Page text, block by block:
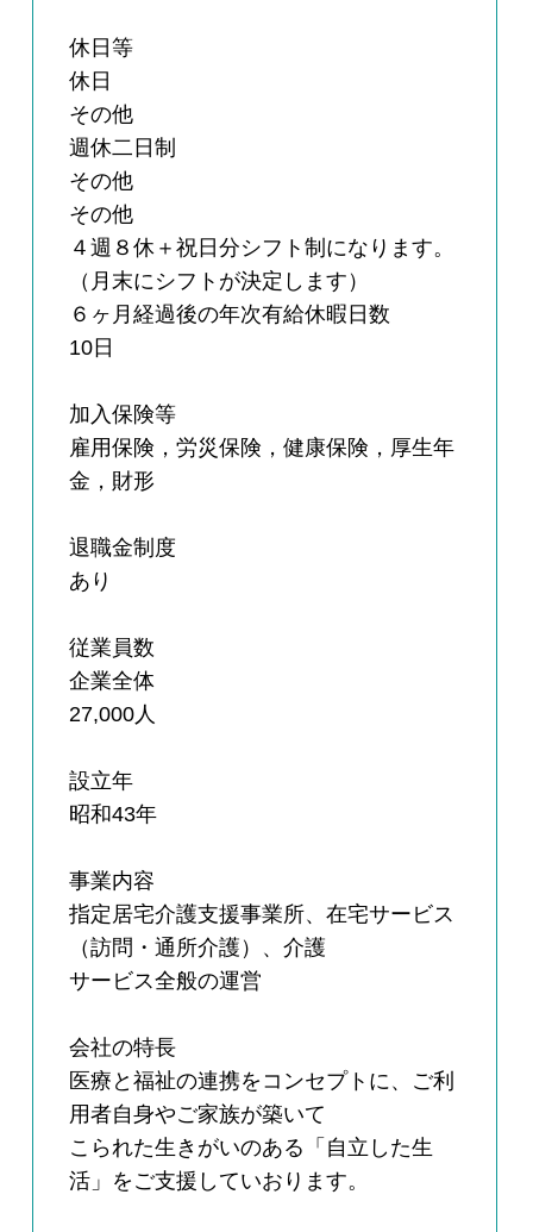
休日等
休日
その他
週休二日制
その他
その他
４週８休＋祝日分シフト制になります。
（月末にシフトが決定します）
６ヶ月経過後の年次有給休暇日数
10日
加入保険等
雇用保険，労災保険，健康保険，厚生年
金，財形
退職金制度
あり
従業員数
企業全体
27,000人
設立年
昭和43年
事業内容
指定居宅介護支援事業所、在宅サービス
（訪問・通所介護）、介護
サービス全般の運営
会社の特長
医療と福祉の連携をコンセプトに、ご利
用者自身やご家族が築いて
こられた生きがいのある「自立した生
活」をご支援していおります。